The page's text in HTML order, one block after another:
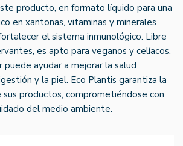
producto, en formato líquido para una
en xantonas, vitaminas y minerales
el sistema inmunológico. Libre
es apto para veganos y celíacos.
puede ayudar a mejorar la salud
y la piel. Eco Plantis garantiza la
sus productos, comprometiéndose con
del medio ambiente.